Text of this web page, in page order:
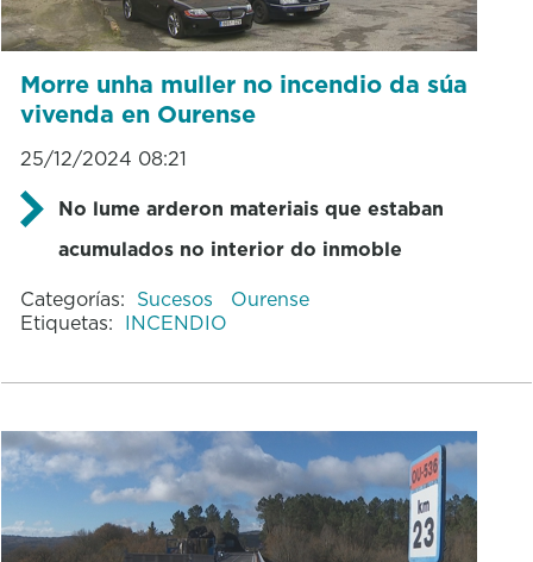
Morre unha muller no incendio da súa
vivenda en Ourense
25/12/2024 08:21
No lume arderon materiais que estaban
acumulados no interior do inmoble
Categorías: Sucesos
Ourense
Etiquetas: INCENDIO